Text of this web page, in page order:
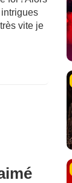
vite je